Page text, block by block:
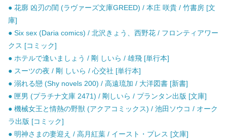
● 花廓 凶刃の閨 (ラヴァーズ文庫GREED) / 本庄 咲貴 / 竹書房 [文
庫]
● Six sex (Daria comics) / 北沢きょう、西野花 / フロンティアワー
クス [コミック]
● ホテルで逢いましょう / 剛 しいら / 雄飛 [単行本]
● スーツの夜 / 剛 しいら / 心交社 [単行本]
● 溺れる戀 (Shy novels 200) / 高遠琉加 / 大洋図書 [新書]
● 匣男 (プラチナ文庫 2471) / 剛しいら / プランタン出版 [文庫]
● 機械女王と情熱の野獣 (アクアコミックス) / 池田ソウコ / オーク
ラ出版 [コミック]
● 明神さまの妻迎え / 高月紅葉 / イースト・プレス [文庫]